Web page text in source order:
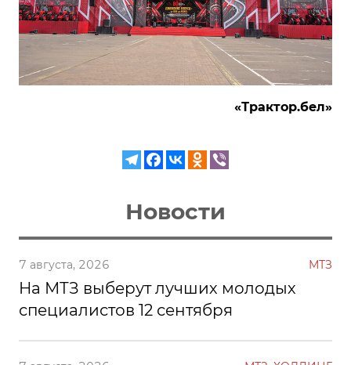
«Трактор.бел»
Новости
7 августа, 2026 МТЗ
На МТЗ выберут лучших молодых
специалистов 12 сентября